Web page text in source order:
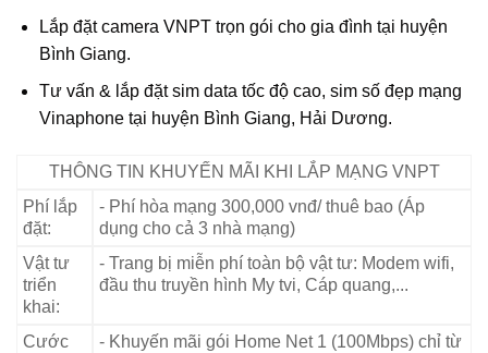
Lắp đặt camera VNPT trọn gói cho gia đình tại huyện
Bình Giang.
Tư vấn & lắp đặt sim data tốc độ cao, sim số đẹp mạng
Vinaphone tại huyện Bình Giang, Hải Dương.
THÔNG TIN KHUYẾN MÃI KHI LẮP MẠNG VNPT
Phí lắp
đặt:
- Phí hòa mạng 300,000 vnđ/ thuê bao (Áp
dụng cho cả 3 nhà mạng)
Vật tư
triển
khai:
- Trang bị miễn phí toàn bộ vật tư: Modem wifi,
đầu thu truyền hình My tvi, Cáp quang,...
Cước
- Khuyến mãi gói Home Net 1 (100Mbps) chỉ từ